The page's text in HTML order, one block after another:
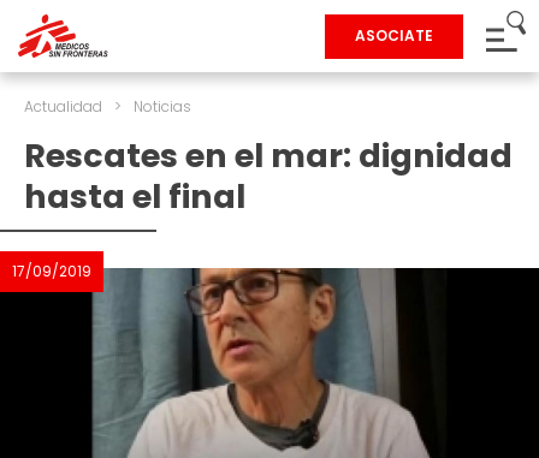
ASOCIATE
Actualidad > Noticias
Rescates en el mar: dignidad
hasta el final
17/09/2019